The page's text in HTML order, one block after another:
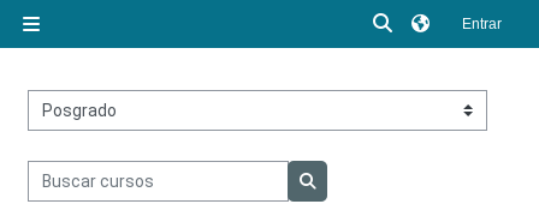
Selector de
Entrar
Categorías
Buscar cursos